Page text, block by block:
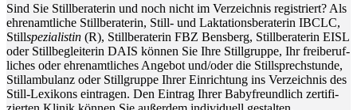
Sind Sie Still­be­ra­te­rin und noch nicht im Ver­zeich­nis regis­triert? Als
ehren­amt­li­che Still­be­ra­te­rin, Still- und Lak­ta­ti­ons­be­ra­te­rin IBCLC,
Stillspe­zia­lis­tin (R), Still­be­ra­te­rin FBZ Bens­berg, Still­be­ra­te­rin EISL
oder Still­be­glei­te­rin DAIS kön­nen Sie Ihre Still­grup­pe, Ihr frei­be­ruf­
li­ches oder ehren­amt­li­ches Ange­bot und/oder die Still­sprech­stun­de,
Still­am­bu­lanz oder Still­grup­pe Ihrer Ein­rich­tung ins Ver­zeich­nis des
Still-Lexi­kons ein­tra­gen. Den Ein­trag Ihrer Baby­freund­lich zer­ti­fi­